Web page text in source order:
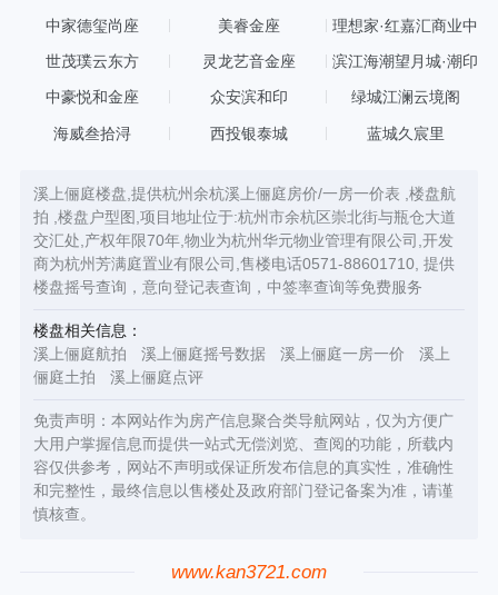
中家德玺尚座 美睿金座
理想家·红嘉汇商业中
世茂璞云东方 灵龙艺音金座 滨江海潮望月城·潮印
中豪悦和金座 众安滨和印 绿城江澜云境阁
海威叁拾浔 西投银泰城 蓝城久宸里
溪上俪庭楼盘,提供杭州余杭溪上俪庭房价/一房一价表 ,楼盘航
拍 ,楼盘户型图,项目地址位于:杭州市余杭区崇北街与瓶仓大道
交汇处,产权年限70年,物业为杭州华元物业管理有限公司,开发
商为杭州芳满庭置业有限公司,售楼电话0571-88601710, 提供
楼盘摇号查询，意向登记表查询，中签率查询等免费服务
楼盘相关信息：
溪上俪庭航拍
溪上俪庭摇号数据 溪上俪庭一房一价
溪上
俪庭土拍
溪上俪庭点评
免责声明：本网站作为房产信息聚合类导航网站，仅为方便广
大用户掌握信息而提供一站式无偿浏览、查阅的功能，所载内
容仅供参考，网站不声明或保证所发布信息的真实性，准确性
和完整性，最终信息以售楼处及政府部门登记备案为准，请谨
慎核查。
www.kan3721.com